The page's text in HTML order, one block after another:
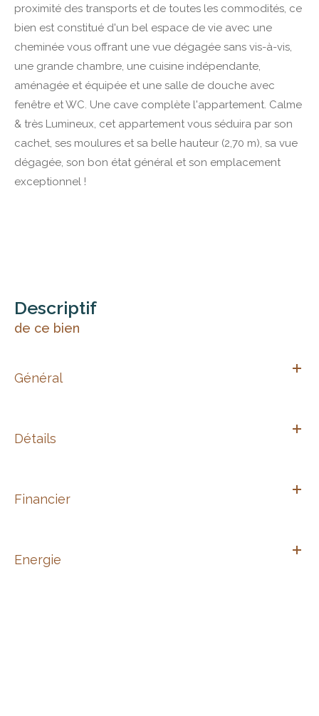
proximité des transports et de toutes les commodités, ce
bien est constitué d'un bel espace de vie avec une
cheminée vous offrant une vue dégagée sans vis-à-vis,
une grande chambre, une cuisine indépendante,
aménagée et équipée et une salle de douche avec
fenêtre et WC. Une cave complète l'appartement. Calme
& très Lumineux, cet appartement vous séduira par son
cachet, ses moulures et sa belle hauteur (2,70 m), sa vue
dégagée, son bon état général et son emplacement
exceptionnel !
descriptif
de ce bien
Général
Détails
Financier
Energie